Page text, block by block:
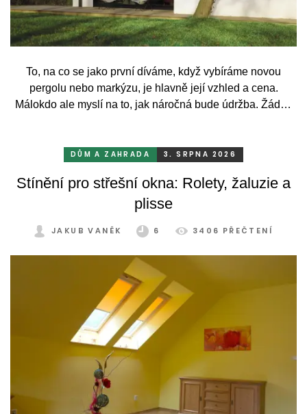
To, na co se jako první díváme, když vybíráme novou
pergolu nebo markýzu, je hlavně její vzhled a cena.
Málokdo ale myslí na to, jak náročná bude údržba. Žádný
mrazu, ale také prachu a pylu, což se na něm dříve či
DŮM A ZAHRADA 3. SRPNA 2026
Stínění pro střešní okna: Rolety, žaluzie a
plisse
JAKUB VANĚK 6 3406 PŘEČTENÍ